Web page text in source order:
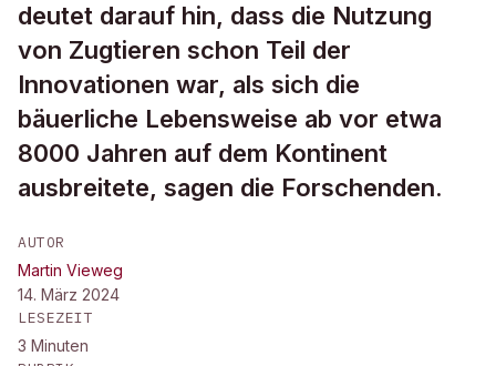
deutet darauf hin, dass die Nutzung
von Zugtieren schon Teil der
Innovationen war, als sich die
bäuerliche Lebensweise ab vor etwa
8000 Jahren auf dem Kontinent
ausbreitete, sagen die Forschenden.
AUTOR
Martin Vieweg
14. März 2024
LESEZEIT
3 Minuten